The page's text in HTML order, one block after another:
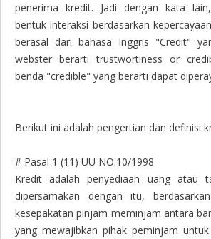
penerima kredit. Jadi dengan kata
bentuk interaksi berdasarkan
berasal dari bahasa Inggris "Credit"
webster berarti trustwortiness or
benda "credible" yang berarti dapat
Berikut ini adalah pengertian dan definisi
# Pasal 1 (11) UU NO.10/1998
Kredit adalah penyediaan uang atau
dipersamakan dengan itu,
kesepakatan pinjam meminjam antara
yang mewajibkan pihak peminjam